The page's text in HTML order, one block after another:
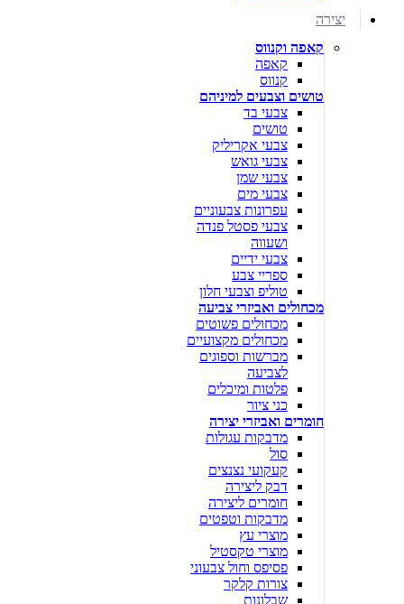
יצירה
קאפה וקנווס
קאפה
קנווס
טושים וצבעים למיניהם
צבעי בד
טושים
צבעי אקריליק
צבעי גואש
צבעי שמן
צבעי מים
עפרונות צבעוניים
צבעי פסטל פנדה
ושעווה
צבעי ידיים
ספריי צבע
טוליפ וצבעי חלון
מכחולים ואביזרי צביעה
מכחולים פשוטים
מכחולים מקצועיים
מברשות וספוגים
לצביעה
פלטות ומיכלים
כני ציור
חומרים ואביזרי יצירה
מדבקות עגולות
סול
קעקועי נצנצים
דבק ליצירה
חומרים ליצירה
מדבקות וטפטים
מוצרי עץ
מוצרי טקסטיל
פסיפס וחול צבעוני
צורות קלקר
שבלונות